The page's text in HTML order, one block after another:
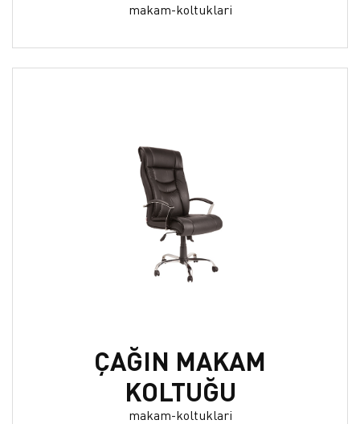
makam-koltuklari
ÇAĞIN MAKAM
KOLTUĞU
makam-koltuklari